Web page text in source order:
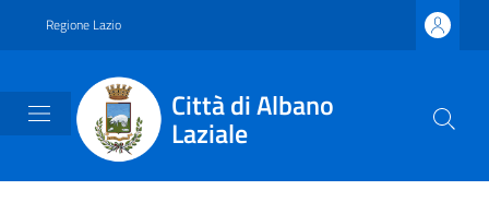
Regione Lazio
Città di Albano
Laziale